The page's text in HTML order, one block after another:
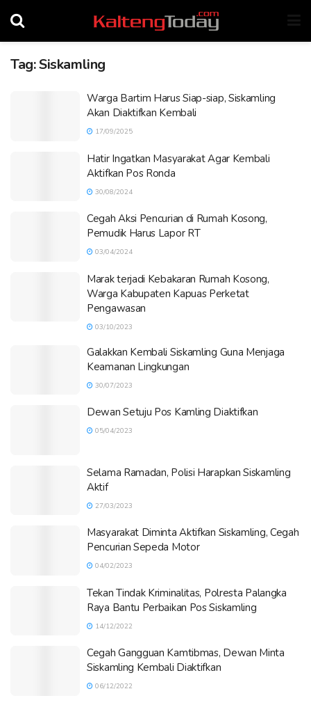
Tag:Siskamling
Warga Bartim Harus Siap-siap, Siskamling
Akan Diaktifkan Kembali
17/09/2025
Hatir Ingatkan Masyarakat Agar Kembali
Aktifkan Pos Ronda
30/08/2024
Cegah Aksi Pencurian di Rumah Kosong,
Pemudik Harus Lapor RT
03/04/2024
Marak terjadi Kebakaran Rumah Kosong,
Warga Kabupaten Kapuas Perketat
Pengawasan
03/10/2023
Galakkan Kembali Siskamling Guna Menjaga
Keamanan Lingkungan
30/07/2023
Dewan Setuju Pos Kamling Diaktifkan
05/04/2023
Selama Ramadan, Polisi Harapkan Siskamling
Aktif
27/03/2023
Masyarakat Diminta Aktifkan Siskamling, Cegah
Pencurian Sepeda Motor
04/02/2023
Tekan Tindak Kriminalitas, Polresta Palangka
Raya Bantu Perbaikan Pos Siskamling
14/12/2022
Cegah Gangguan Kamtibmas, Dewan Minta
Siskamling Kembali Diaktifkan
06/12/2022